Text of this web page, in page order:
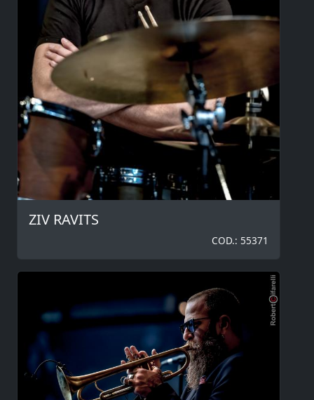
ZIV RAVITS
COD.: 55371